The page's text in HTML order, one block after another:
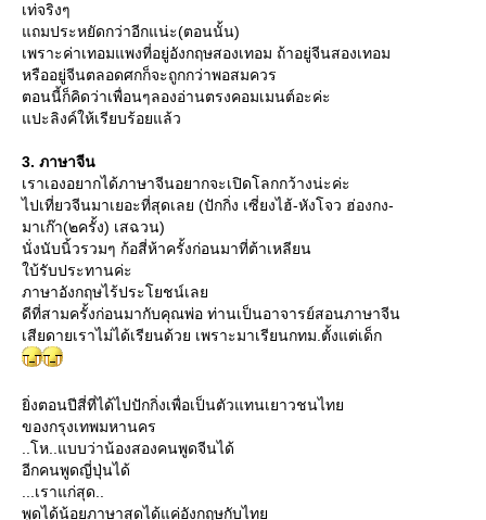
เท่จริงๆ
ถมประหยัดกว่าอีกแน่ะ(ตอนนั้น)
เพราะค่าเทอมแพงที่อยู่อังกฤษสองเทอม ถ้าอยู่จีนสองเทอม
หรืออยู่จีนตลอดศกก็จะถูกกว่าพอสมควร
ตอนนี้ก็คิดว่าเพื่อนๆลองอ่านตรงคอมเมนต์อะค่ะ
ปะลิงค์ให้เรียบร้อยแล้ว
3. ภาษาจีน
เราเองอยากได้ภาษาจีนอยากจะเปิดโลกกว้างน่ะค่ะ
ไปเที่ยวจีนมาเยอะที่สุดเลย (ปักกิ่ง เซี่ยงไฮ้-หังโจว ฮ่องกง-
มาเก๊า(๒ครั้ง) เสฉวน)
นั่งนับนิ้วรวมๆ ก้อสี่ห้าครั้งก่อนมาที่ต้าเหลียน
บ้รับประทานค่ะ
ภาษาอังกฤษไร้ประโยชน์เล
ดีที่สามครั้งก่อนมากับคุณพ่อ ท่านเป็นอาจารย์สอนภาษาจีน
เสียดายเราไม่ได้เรียนด้วย เพราะมาเรียนกทม.ตั้งแต่เด็ก
ิ่งตอนปีสี่ที่ได้ไปปักกิ่งเพื่อเป็นตัวแทนเยาวชนไท
ของกรุงเทพมหานคร
..โห..แบบว่าน้องสองคนพูดจีนได้
อีกคนพูดญี่ปุ่นได้
...เราแก่สุด..
พูดได้น้อยภาษาสุดได้แค่อังกฤษกับไท